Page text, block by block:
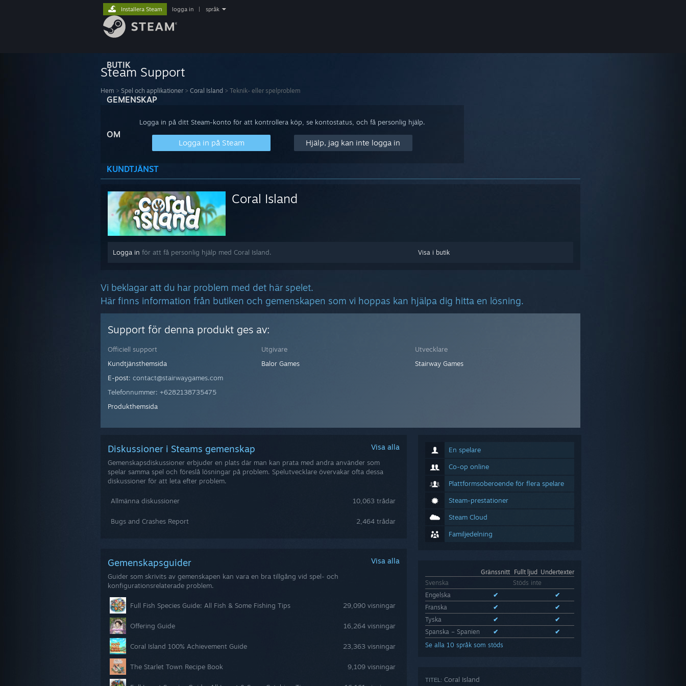
BUTIK
GEMENSKAP
OM
KUNDTJÄNST
Installera Steam logga in språk
Steam Support
Hem > Spel och applikationer > Coral Island > Teknik- eller spelproblem
Logga in på ditt Steam-konto för att kontrollera köp, se kontostatus, och få personlig hjälp.
Logga in på Steam Hjälp, jag kan inte logga in
Coral Island
Visa i butik
Logga in för att få personlig hjälp med Coral Island.
Vi beklagar att du har problem med det här spelet.
Här finns information från butiken och gemenskapen som vi hoppas kan hjälpa dig hitta en lösning.
Support för denna produkt ges av:
Officiell support
Kundtjänsthemsida
E-post: contact@stairwaygames.com
Telefonnummer: +6282138735475
Produkthemsida
Utgivare
Balor Games
Utvecklare
Stairway Games
En spelare
Co-op online
Plattformsoberoende för flera spelare
Steam-prestationer
Steam Cloud
Familjedelning
Gränssnitt Fullt ljud Undertexter
Svenska
Stöds inte
Engelska
✔
✔
Franska
✔
✔
Tyska
✔
✔
Spanska – Spanien
✔
✔
Se alla 10 språk som stöds
TITEL: Coral Island
Diskussioner i Steams gemenskap Visa alla
Gemenskapsdiskussioner erbjuder en plats där man kan prata med andra använder som
spelar samma spel och föreslå lösningar på problem. Spelutvecklare övervakar ofta dessa
diskussioner för att leta efter problem.
10,063 trådar
Allmänna diskussioner
2,464 trådar
Bugs and Crashes Report
Gemenskapsguider Visa alla
Guider som skrivits av gemenskapen kan vara en bra tillgång vid spel- och
konfigurationsrelaterade problem.
29,090 visningar
Full Fish Species Guide: All Fish & Some Fishing Tips
16,264 visningar
Offering Guide
23,363 visningar
Coral Island 100% Achievement Guide
9,109 visningar
The Starlet Town Recipe Book